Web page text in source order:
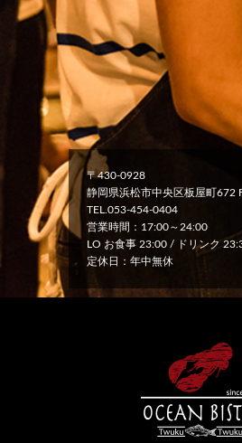
〒430-0928
静岡県浜松市中央区板屋町672
TEL.053-454-0404
営業時間：17:00～24:00
LO お食事 23:00 / ドリンク
定休日：年中無休